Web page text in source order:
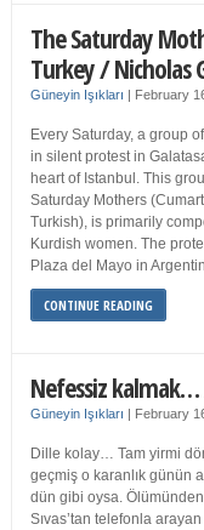
The Saturday
Turkey / Nicholas
Güneyin Işıkları | February
Every Saturday, a group
in silent protest in
heart of Istanbul. This
Saturday Mothers
Turkish), is primarily
Kurdish women. The
Plaza del Mayo in
CONTINUE READING
Nefessiz kalmak…
Güneyin Işıkları | February
Dille kolay… Tam yirmi
geçmiş o karanlık günün
dün gibi oysa.
Sıvas’tan telefonla